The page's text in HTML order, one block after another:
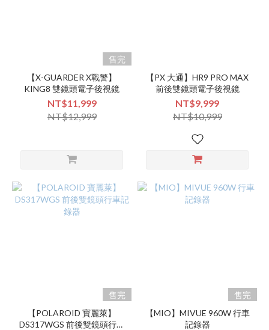
售完
【X-GUARDER X戰警】
KING8 雙鏡頭電子後視鏡
NT$11,999
NT$12,999
【PX 大通】HR9 PRO MAX
前後雙鏡頭電子後視鏡
NT$9,999
NT$10,999
售完
【POLAROID 寶麗萊】
DS317WGS 前後雙鏡頭行車
售完
【MIO】MIVUE 960W 行車
記錄器